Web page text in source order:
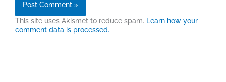
This site uses Akismet to reduce spam. Learn how your
comment data is processed.